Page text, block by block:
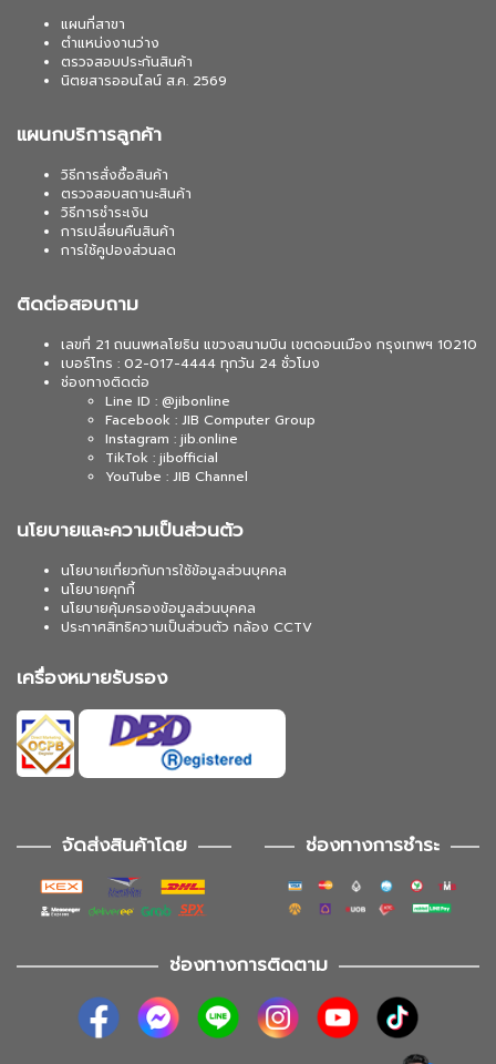
แผนที่สาขา
ตำแหน่งงานว่าง
ตรวจสอบประกันสินค้า
นิตยสารออนไลน์ ส.ค. 2569
แผนกบริการลูกค้า
วิธีการสั่งซื้อสินค้า
ตรวจสอบสถานะสินค้า
วิธีการชำระเงิน
การเปลี่ยนคืนสินค้า
การใช้คูปองส่วนลด
ติดต่อสอบถาม
เลขที่ 21 ถนนพหลโยธิน แขวงสนามบิน เขตดอนเมือง กรุงเทพฯ 10210
เบอร์โทร : 02-017-4444 ทุกวัน 24 ชั่วโมง
ช่องทางติดต่อ
Line ID : @jibonline
Facebook : JIB Computer Group
Instagram : jib.online
TikTok : jibofficial
YouTube : JIB Channel
นโยบายและความเป็นส่วนตัว
นโยบายเกี่ยวกับการใช้ข้อมูลส่วนบุคคล
นโยบายคุกกี้
นโยบายคุ้มครองข้อมูลส่วนบุคคล
ประกาศสิทธิความเป็นส่วนตัว กล้อง CCTV
เครื่องหมายรับรอง
จัดส่งสินค้าโดย ช่องทางการชำระ
ช่องทางการติดตาม